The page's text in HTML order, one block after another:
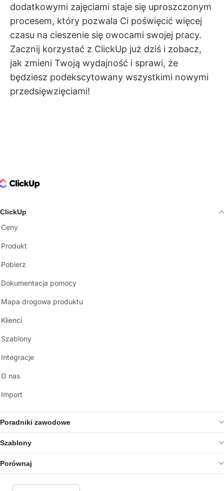
dodatkowymi zajęciami staje się uproszczonym
procesem, który pozwala Ci poświęcić więcej
czasu na cieszenie się owocami swojej pracy.
Zacznij korzystać z ClickUp już dziś i zobacz,
jak zmieni Twoją wydajność i sprawi, że
będziesz podekscytowany wszystkimi nowymi
przedsięwzięciami!
Logo
ClickUp
Ceny
Produkt
Pobierz
Dokumentacja pomocy
Mapa drogowa produktu
Klienci
Szablony
Integracje
O nas
Import
Poradniki zawodowe
Szablony
Porównaj